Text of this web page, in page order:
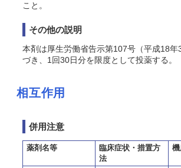
こと。
その他の説明
本剤は厚生労働省告示第107号（平成18年
づき、1回30日分を限度として投薬する。
相互作用
併用注意
薬剤名等
臨床症状・措置方
法